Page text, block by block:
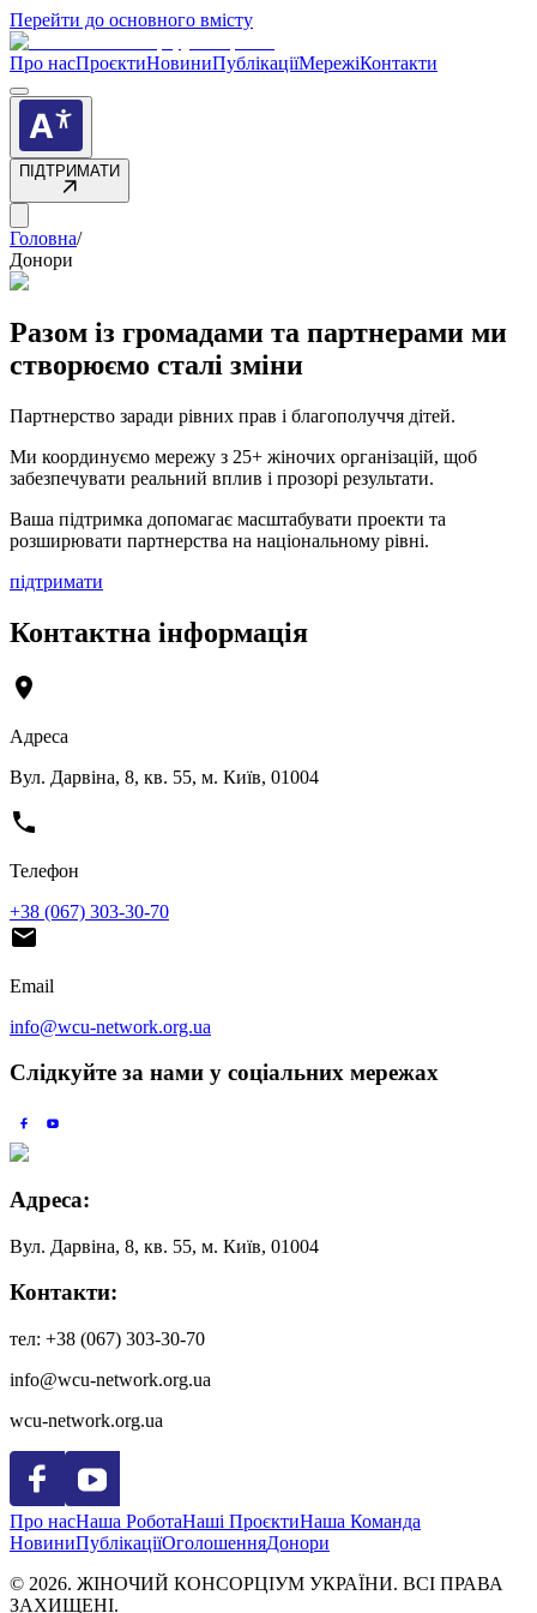
Перейти до основного вмісту
Про насПроєктиНовиниПублікаціїМережіКонтакти
ПІДТРИМАТИ
Головна/
Донори
Разом із громадами та партнерами ми
створюємо сталі зміни
Партнерство заради рівних прав і благополуччя дітей.
Ми координуємо мережу з 25+ жіночих організацій, щоб
забезпечувати реальний вплив і прозорі результати.
Ваша підтримка допомагає масштабувати проекти та
розширювати партнерства на національному рівні.
підтримати
Контактна інформація
Адреса
Вул. Дарвіна, 8, кв. 55, м. Київ, 01004
Телефон
+38 (067) 303-30-70
Email
info@wcu-network.org.ua
Слідкуйте за нами у соціальних мережах
Адреса:
Вул. Дарвіна, 8, кв. 55, м. Київ, 01004
Контакти:
тел: +38 (067) 303-30-70
info@wcu-network.org.ua
wcu-network.org.ua
Про насНаша РоботаНаші ПроєктиНаша Команда
НовиниПублікаціїОголошенняДонори
© 2026. ЖІНОЧИЙ КОНСОРЦІУМ УКРАЇНИ. ВСІ ПРАВА
ЗАХИЩЕНІ.